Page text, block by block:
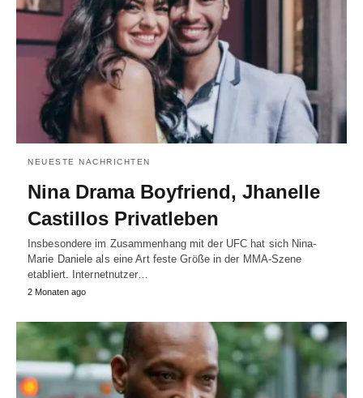
NEUESTE NACHRICHTEN
Nina Drama Boyfriend, Jhanelle
Castillos Privatleben
Insbesondere im Zusammenhang mit der UFC hat sich Nina-
Marie Daniele als eine Art feste Größe in der MMA-Szene
etabliert. Internetnutzer…
2 Monaten ago